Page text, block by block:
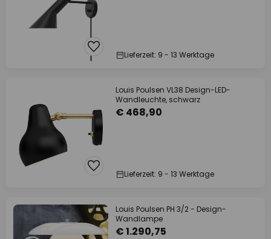
Lieferzeit: 9 - 13 Werktage
Louis Poulsen VL38 Design-LED-
Wandleuchte, schwarz
€ 468,90
Lieferzeit: 9 - 13 Werktage
Louis Poulsen PH 3/2 - Design-
Wandlampe
€ 1.290,75